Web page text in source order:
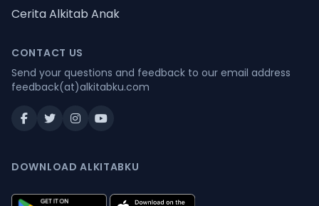
Cerita Alkitab Anak
CONTACT US
Send your questions and feedback to our email address
feedback(at)alkitabku.com
DOWNLOAD ALKITABKU